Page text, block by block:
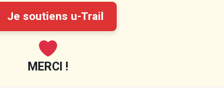
Je soutiens u-Trail
MERCI !